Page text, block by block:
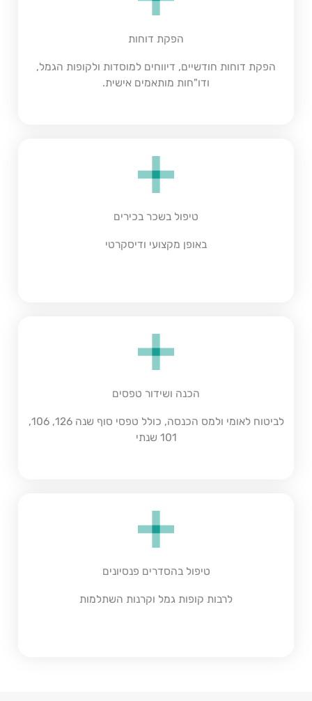
הפקת דוחות
הפקת דוחות חודשיים, דיווחים למוסדות ולקופות הגמל,
ודו"חות מותאמים אישית.
טיפול בשכר בכירים
באופן מקצועי ודיסקרטי
הכנה ושידור טפסים
לביטוח לאומי ולמס הכנסה, כולל טפסי סוף שנה 126, 106,
101 שנתי
טיפול בהסדרים פנסיונים
לרבות קופות גמל וקרנות השתלמות